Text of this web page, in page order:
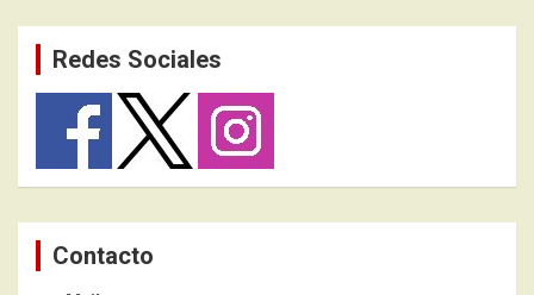
Redes Sociales
Contacto